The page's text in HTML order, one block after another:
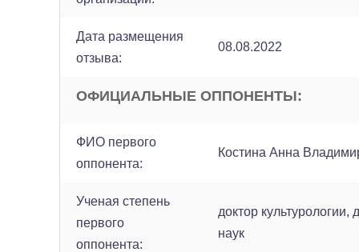
Дата размещения
отзыва:
08.08.2022
ОФИЦИАЛЬНЫЕ ОППОНЕНТЫ:
ФИО первого
оппонента:
Костина Анна
Ученая степень
первого
оппонента:
доктор
наук